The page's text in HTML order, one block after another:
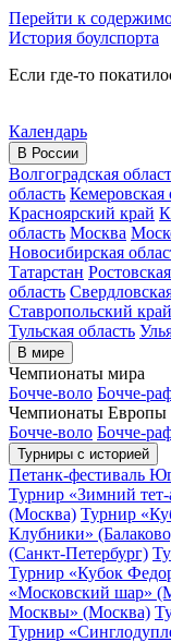
Перейти к
История боулспорта
Если где-то
Календарь
В России
Волгоградская
область Кемеровская
Красноярский край
область Москва
Новосибирская
Татарстан
область
Ставропольский край
Тульская область
В мире
Чемпионаты мира
Бочче-воло Бочче-
Чемпионаты Европы
Бочче-воло Бочче-
Турниры с историей
Петанк-фестиваль
Турнир «Зимний тет-
(Москва) Турнир
Клубники»
(Санкт-Петербург)
Турнир «Кубок
«Московский шар»
Москвы» (Москва)
Турнир